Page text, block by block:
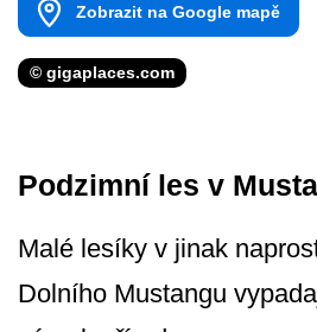
Zobrazit na Google mapě
© gigaplaces.com
Podzimní les v
Malé lesíky v jinak
Dolního Mustangu